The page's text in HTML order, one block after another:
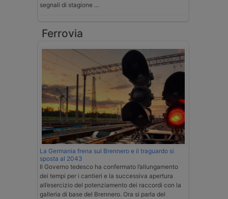
segnali di stagione …
Ferrovia
La Germania frena sul Brennero e il traguardo si
sposta al 2043
Il Governo tedesco ha confermato l’allungamento
dei tempi per i cantieri e la successiva apertura
all’esercizio del potenziamento dei raccordi con la
galleria di base del Brennero. Ora si parla del